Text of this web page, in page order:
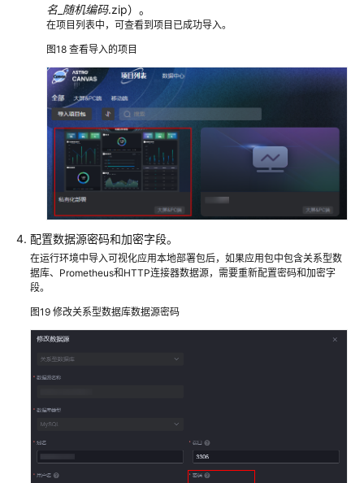
名 随机编码.zip）。
在项目列表中，可查看到项目已成功导入。
图18 查看导入的项目
配置数据源密码和加密字段。
在运行环境中导入可视化应用本地部署包后，如果应用包中包含关系型数
据库、Prometheus和HTTP连接器数据源，需要重新配置密码和加密字
段。
图19 修改关系型数据库数据源密码